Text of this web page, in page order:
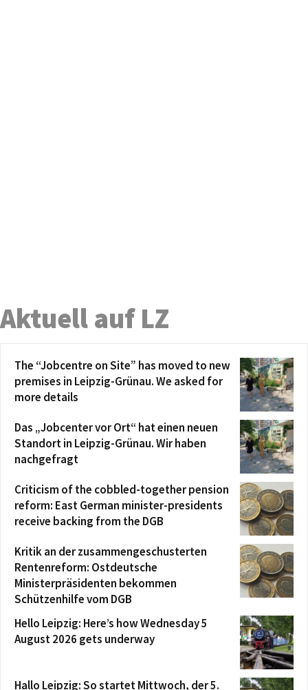
Aktuell auf LZ
The “Jobcentre on Site” has moved to new
premises in Leipzig-Grünau. We asked for
more details
Das „Jobcenter vor Ort“ hat einen neuen
Standort in Leipzig-Grünau. Wir haben
nachgefragt
Criticism of the cobbled-together pension
reform: East German minister-presidents
receive backing from the DGB
Kritik an der zusammengeschusterten
Rentenreform: Ostdeutsche
Ministerpräsidenten bekommen
Schützenhilfe vom DGB
Hello Leipzig: Here’s how Wednesday 5
August 2026 gets underway
Hallo Leipzig: So startet Mittwoch, der 5.